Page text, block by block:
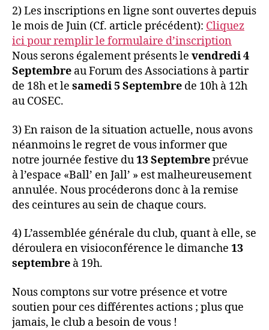
2) Les inscriptions en ligne sont ouvertes depuis
le mois de Juin (Cf. article précédent): Cliquez
ici pour remplir le formulaire d’inscription
Nous serons également présents le vendredi 4
Septembre au Forum des Associations à partir
de 18h et le samedi 5 Septembre de 10h à 12h
au COSEC.
3) En raison de la situation actuelle, nous avons
néanmoins le regret de vous informer que
notre journée festive du13 Septembreprévue
à l’espace «Ball’ en Jall’ » est malheureusement
annulée. Nous procéderons donc à la remise
des ceintures au sein de chaque cours.
4) L’assemblée générale du club, quant à elle, se
déroulera en visioconférence le dimanche 13
septembre à 19h.
Nous comptons sur votre présence et votre
soutien pour ces différentes actions ; plus que
jamais, le club a besoin de vous !